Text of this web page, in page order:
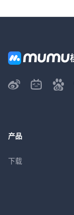
产品
下载